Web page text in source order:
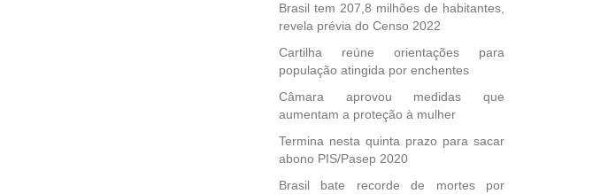
Brasil tem 207,8 milhões de habitantes,
revela prévia do Censo 2022
Cartilha reúne orientações para
população atingida por enchentes
Câmara aprovou medidas que
aumentam a proteção à mulher
Termina nesta quinta prazo para sacar
abono PIS/Pasep 2020
Brasil bate recorde de mortes por